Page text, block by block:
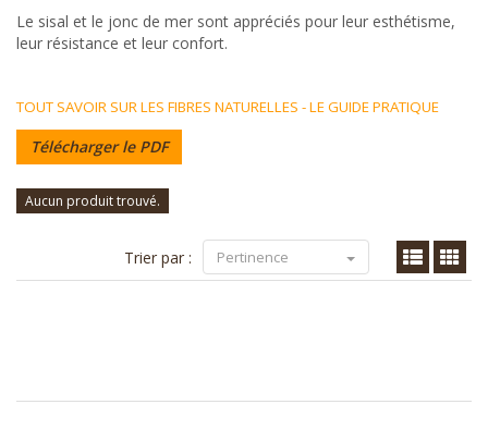
Le sisal et le jonc de mer sont appréciés pour leur esthétisme,
leur résistance et leur confort.
TOUT SAVOIR SUR LES FIBRES NATURELLES - LE GUIDE PRATIQUE
Télécharger le PDF
Aucun produit trouvé.
Trier par : Pertinence